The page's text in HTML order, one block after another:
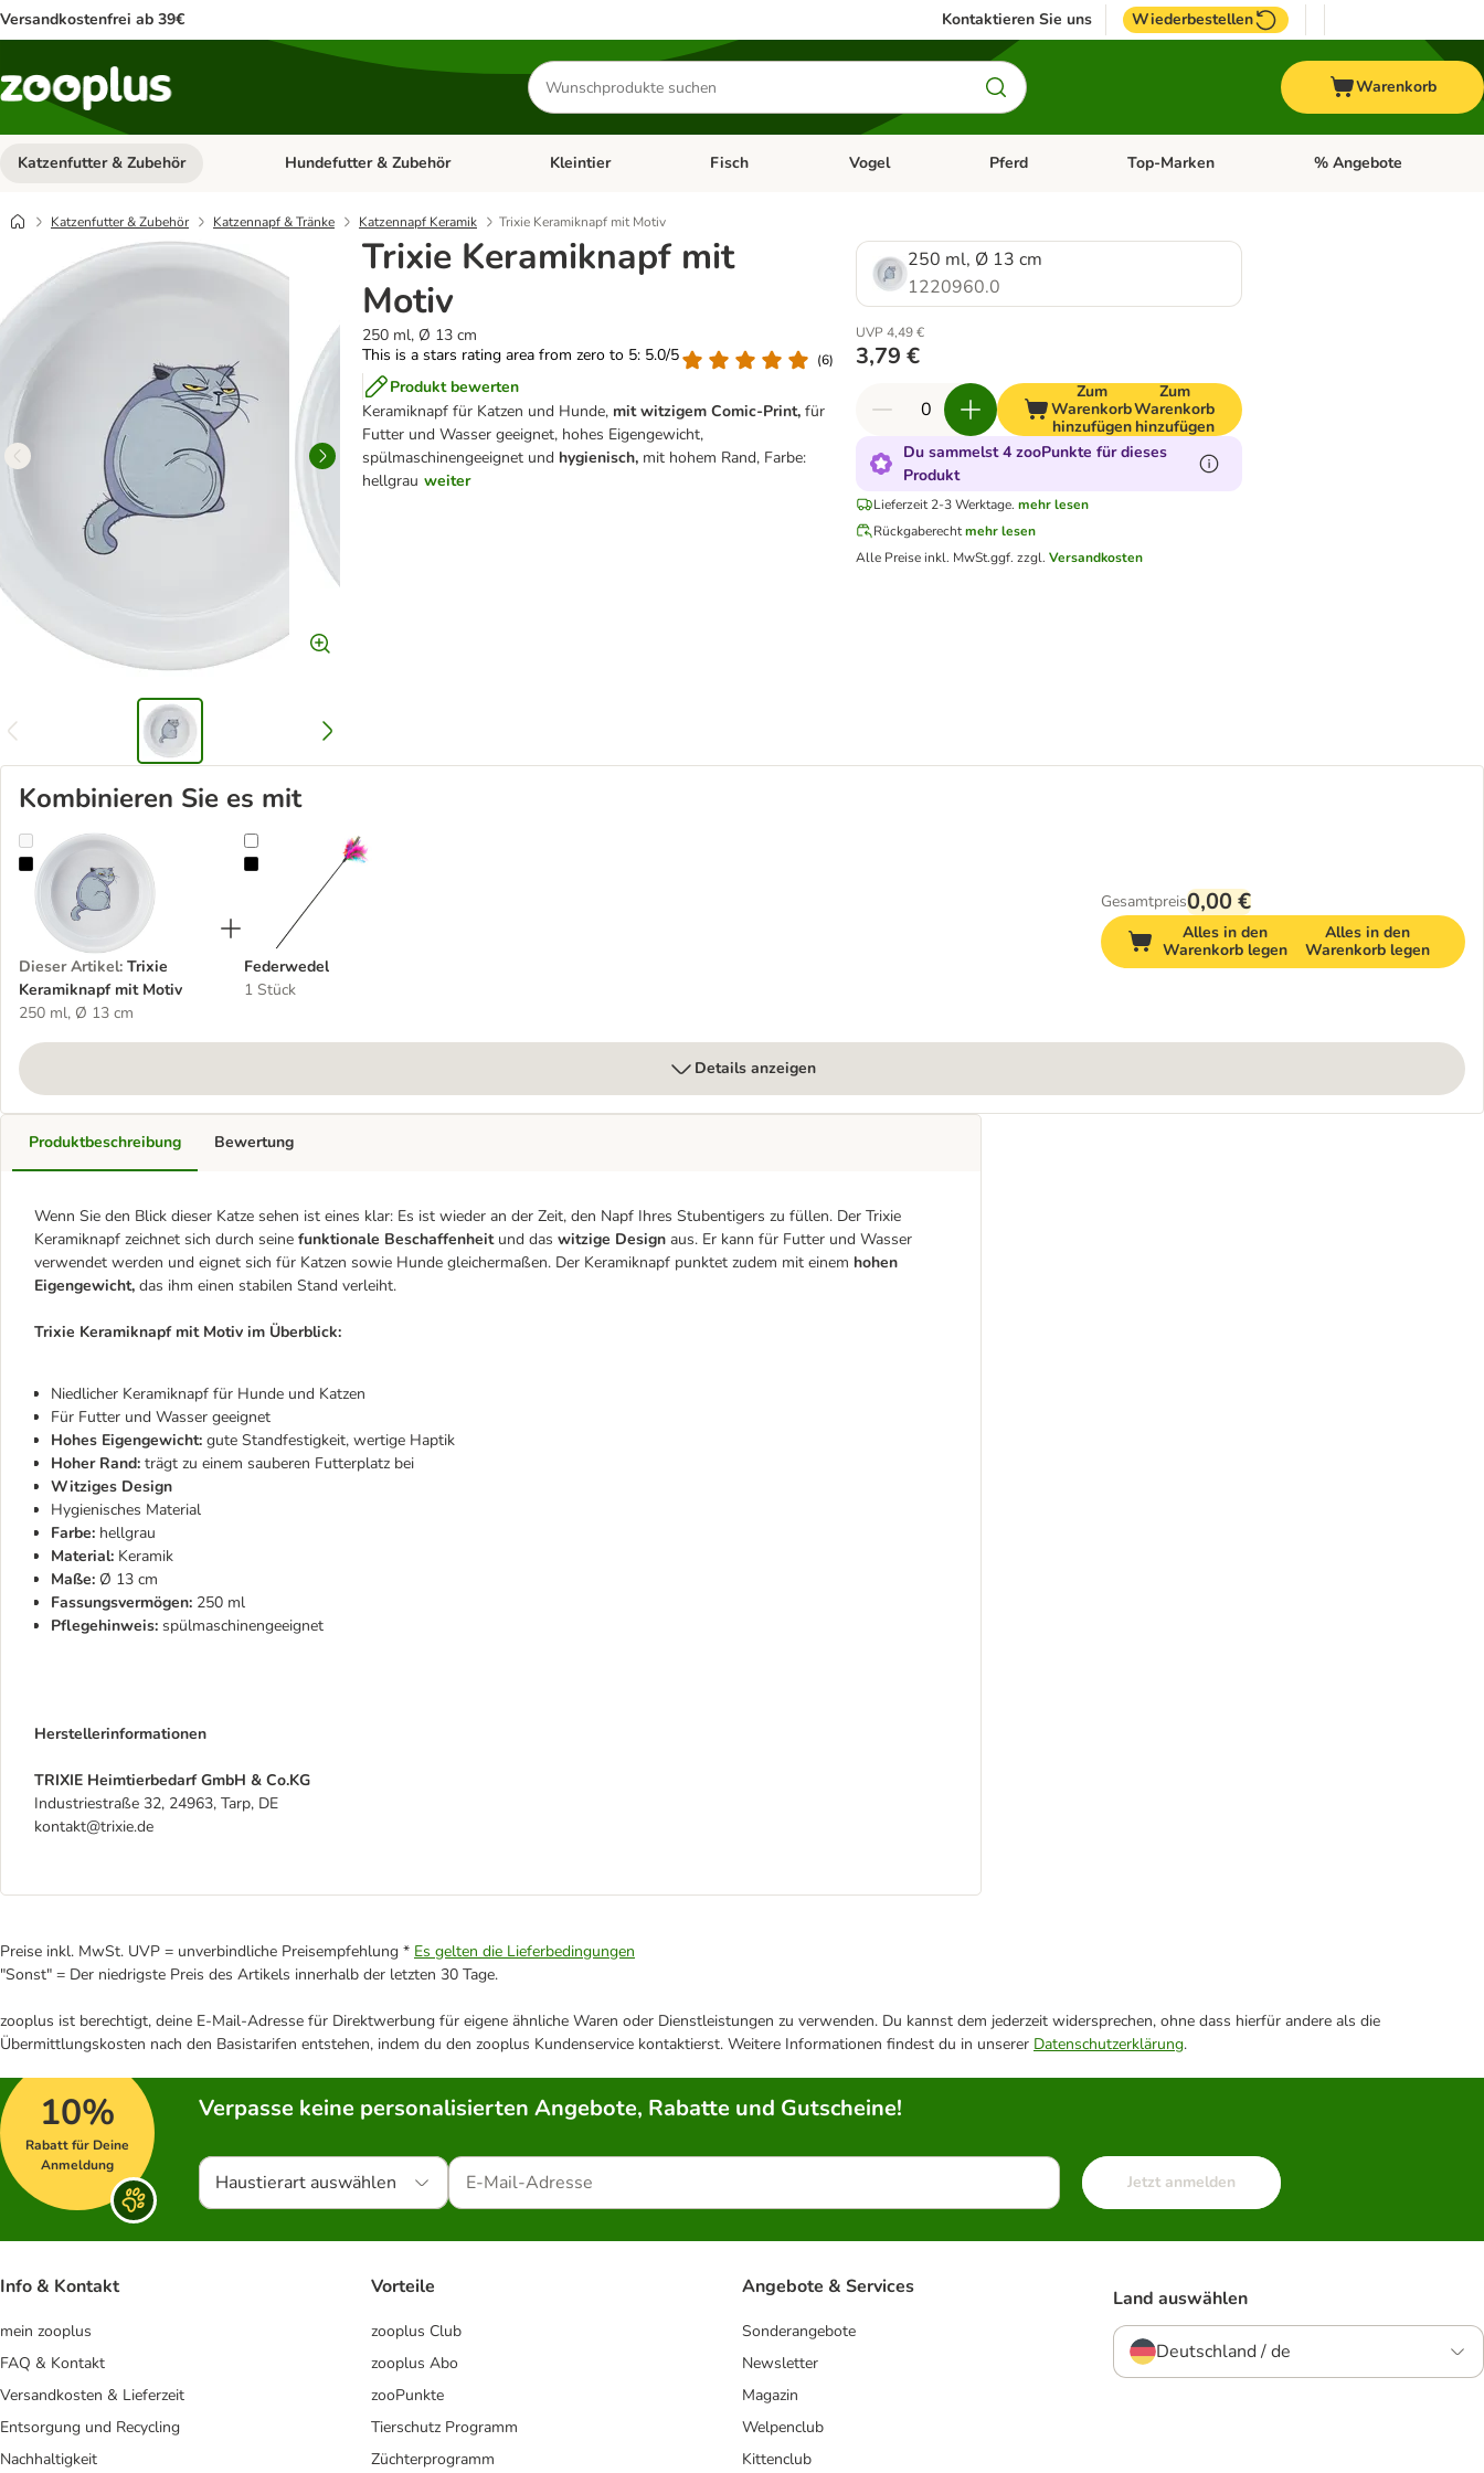
Versandkostenfrei ab 39€ Kontaktieren Sie uns Wiederbestellen
Produkte
suchen
Warenkorb
Katzenfutter & Zubehör Kategorie-Menü öffnen: Katzenfutter & Zubehör
Hundefutter & Zubehör Kategorie-Menü öffnen: Hundefutter & Zubehör
Kleintier Kategorie-Menü öffnen: Kleintier
Fisch Kategorie-Menü öffnen: Fisch
Vogel Kategorie-Menü öffnen: Vogel
Pferd Kategorie-Menü öffnen: Pferd
Top-Marken Kategorie-Menü öffnen:
% Angebote
Katzenfutter & Zubehör Katzennapf & Tränke Katzennapf Keramik Trixie Keramiknapf mit Motiv
Trixie Keramiknapf mit
Motiv
250 ml, Ø 13 cm
This is a stars rating area from zero to 5: 5.0/5
(6)
Produkt bewerten
Keramiknapf für Katzen und Hunde, mit witzigem Comic-Print, für
Futter und Wasser geeignet, hohes Eigengewicht,
spülmaschinengeeignet und hygienisch, mit hohem Rand, Farbe:
hellgrau weiter
250 ml, Ø 13 cm
1220960.0
UVP 4,49 €
3,79 €
Zum
Warenkorb
hinzufügen
Zum
Warenkorb
hinzufügen
Du sammelst 4 zooPunkte für dieses
Produkt
Lieferzeit 2-3 Werktage. mehr lesen
Rückgaberechtmehr lesen
Alle Preise inkl. MwSt.ggf. zzgl.Versandkosten
Kombinieren Sie es mit
Trixie Keramiknapf mit Motiv
Dieser Artikel: Trixie
Keramiknapf mit Motiv
250 ml, Ø 13 cm
Federwedel
Federwedel
1 Stück
Gesamtpreis0,00 €
Alles in den
Warenkorb legen
Alles in den
Warenkorb legen
Details anzeigen
Produktbeschreibung
Wenn Sie den Blick dieser Katze sehen ist eines klar: Es ist wieder an der Zeit, den Napf Ihres Stubentigers zu füllen. Der Trixie
Keramiknapf zeichnet sich durch seine funktionale Beschaffenheit und das witzige Design aus. Er kann für Futter und Wasser
verwendet werden und eignet sich für Katzen sowie Hunde gleichermaßen. Der Keramiknapf punktet zudem mit einem hohen
Eigengewicht, das ihm einen stabilen Stand verleiht.
Trixie Keramiknapf mit Motiv im Überblick:
Niedlicher Keramiknapf für Hunde und Katzen
Für Futter und Wasser geeignet
Hohes Eigengewicht: gute Standfestigkeit, wertige Haptik
Hoher Rand: trägt zu einem sauberen Futterplatz bei
Witziges Design
Hygienisches Material
Farbe: hellgrau
Material: Keramik
Maße: Ø 13 cm
Fassungsvermögen: 250 ml
Pflegehinweis: spülmaschinengeeignet
Herstellerinformationen
TRIXIE Heimtierbedarf GmbH & Co.KG
Industriestraße 32, 24963, Tarp, DE
kontakt@trixie.de
Bewertung
Preise inkl. MwSt. UVP = unverbindliche Preisempfehlung * Es gelten die Lieferbedingungen
"Sonst" = Der niedrigste Preis des Artikels innerhalb der letzten 30 Tage.
zooplus ist berechtigt, deine E-Mail-Adresse für Direktwerbung für eigene ähnliche Waren oder Dienstleistungen zu verwenden. Du kannst dem jederzeit widersprechen, ohne dass hierfür andere als die
Übermittlungskosten nach den Basistarifen entstehen, indem du den zooplus Kundenservice kontaktierst. Weitere Informationen findest du in unserer Datenschutzerklärung.
10%
Rabatt für Deine
Anmeldung
Verpasse keine personalisierten Angebote, Rabatte und Gutscheine!
Haustierart auswählen Jetzt anmelden
Info & Kontakt
mein zooplus
FAQ & Kontakt
Versandkosten & Lieferzeit
Entsorgung und Recycling
Nachhaltigkeit
Vorteile
zooplus Club
zooplus Abo
zooPunkte
Tierschutz Programm
Züchterprogramm
Angebote & Services
Sonderangebote
Newsletter
Magazin
Welpenclub
Kittenclub
Land auswählen
Deutschland / de